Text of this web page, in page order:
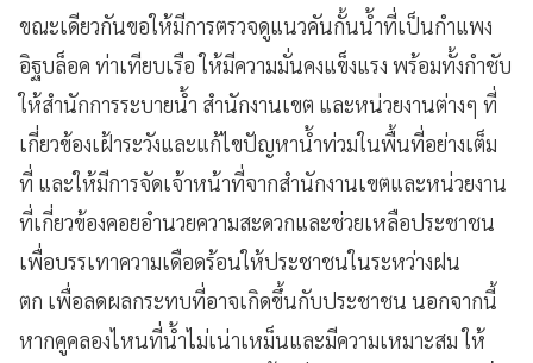
ขณะเดียวกันขอให้มีการตรวจดูแนวคันกั้นน้ำที่เป็นกำแพง
อิฐบล็อค ท่าเทียบเรือ ให้มีความมั่นคงแข็งแรง พร้อมทั้งกำชับ
ให้สำนักการระบายน้ำ สำนักงานเขต และหน่วยงานต่างๆ ที่
เกี่ยวข้องเฝ้าระวังและแก้ไขปัญหาน้ำท่วมในพื้นที่อย่างเต็ม
ที่ และให้มีการจัดเจ้าหน้าที่จากสำนักงานเขตและหน่วยงาน
ที่เกี่ยวข้องคอยอำนวยความสะดวกและช่วยเหลือประชาชน
เพื่อบรรเทาความเดือดร้อนให้ประชาชนในระหว่างฝน
ตก เพื่อลดผลกระทบที่อาจเกิดขึ้นกับประชาชน นอกจากนี้
หากคูคลองไหนที่น้ำไม่เน่าเหม็นและมีความเหมาะสม ให้